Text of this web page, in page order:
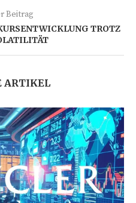
Beitrag
TROTZ
ARTIKEL